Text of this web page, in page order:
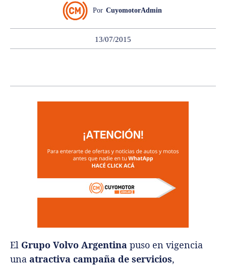
Por CuyomotorAdmin
13/07/2015
El Grupo Volvo Argentina puso en vigencia
una atractiva campaña de servicios,